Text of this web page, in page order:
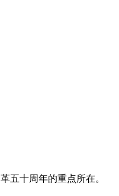
五十周年的重点所在。